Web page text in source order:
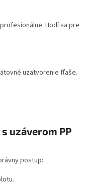
Hodí sa pre
uzatvorenie fľaše.
uzáverom PP
postup: